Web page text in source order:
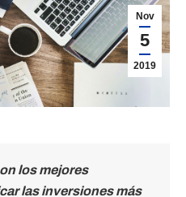
Nov
5
2019
los mejores
las inversiones más